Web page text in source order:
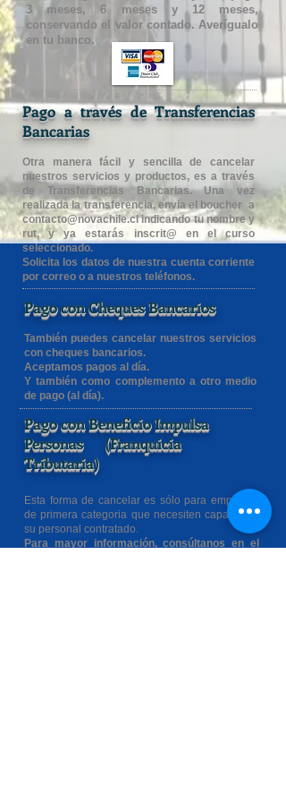
3 meses, 6 meses y 12 meses,
conservando el valor contado. Averígualo
en tu banco.
Pago a través de Transferencias
Bancarias
Otra manera fácil y sencilla de cancelar
nuestros servicios y productos, es a través
de Transferencias Bancarias. Una vez
realizada la transferencia, envia el boucher a
contacto@novachile.clindicando tu nombre y
rut, y ya estarás inscrit@ en el curso
seleccionado.
Solicita los datos de nuestra cuenta corriente
por correo o a nuestros teléfonos.
Pago con Cheques Bancarios
También puedes cancelar nuestros servicios
con cheques bancarios.
Aceptamos pagos al día.
Y también como complemento a otro medio
de pago (al día).
Pago con Beneficio Impulsa
Personas (Franquicia
Tributaria)
Esta forma de cancelar es sólo para empresas
de primera categoria que necesiten capacitar a
su personal contratado.
Para mayor información, consúltanos en el